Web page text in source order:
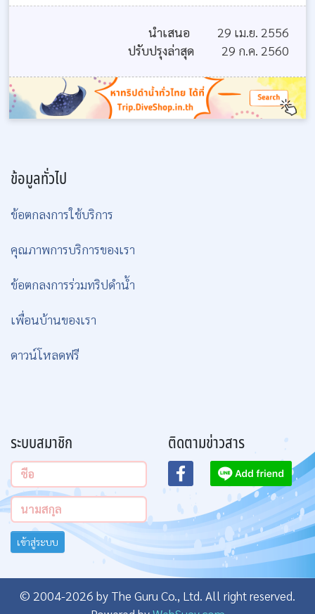
นำเสนอ
29 เม.ย. 2556
ปรับปรุงล่าสุด
29 ก.ค. 2560
ข้อมูลทั่วไป
ข้อตกลงการใช้บริการ
คุณภาพการบริการของเรา
ข้อตกลงการร่วมทริปดำน้ำ
เพื่อนบ้านของเรา
ดาวน์โหลดฟรี
ระบบสมาชิก
เข้าสู่ระบบ
ติดตามข่าวสาร
© 2004-2026 by The Guru Co., Ltd. All right reserved.